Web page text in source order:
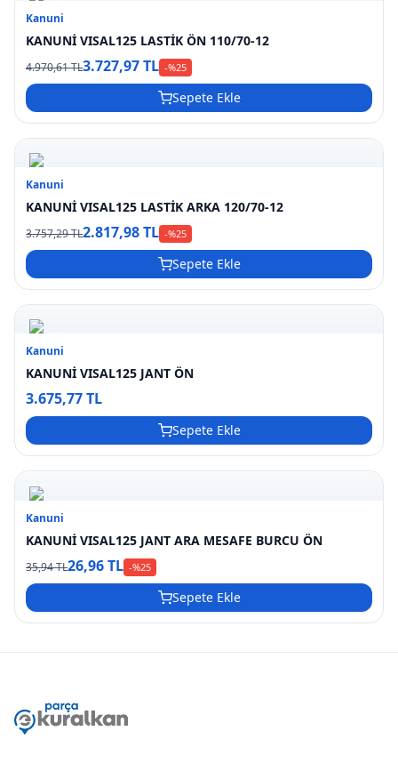
Kanuni
KANUNİ VISAL125 LASTİK ÖN 110/70-12
4.970,61 TL3.727,97 TL -%25
Sepete Ekle
Kanuni
KANUNİ VISAL125 LASTİK ARKA 120/70-12
3.757,29 TL2.817,98 TL -%25
Sepete Ekle
Kanuni
KANUNİ VISAL125 JANT ÖN
3.675,77 TL
Sepete Ekle
Kanuni
KANUNİ VISAL125 JANT ARA MESAFE BURCU ÖN
35,94 TL26,96 TL -%25
Sepete Ekle